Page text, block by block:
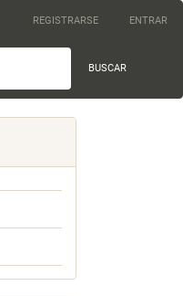
REGISTRARSE ENTRAR
BUSCAR